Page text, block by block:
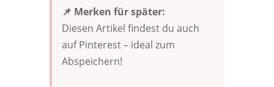
📌 Merken für später:
Diesen Artikel findest du auch
auf Pinterest – ideal zum
Abspeichern!